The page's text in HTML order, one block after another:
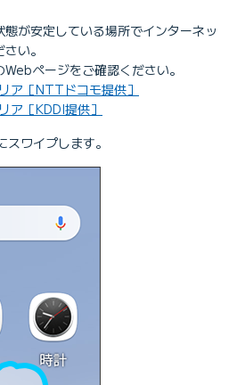
が安定している場所でインターネッ
い。
ページをご確認ください。
ア［NTTドコモ提供］
ア［KDDI提供］
ワイプします。